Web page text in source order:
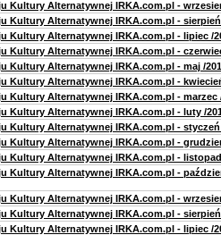
Kultury Alternatywnej IRKA.com.pl -
Kultury Alternatywnej IRKA.com.pl - sierpień
Kultury Alternatywnej IRKA.com.pl - lipiec /
Kultury Alternatywnej IRKA.com.pl -
Kultury Alternatywnej IRKA.com.pl - maj /
Kultury Alternatywnej IRKA.com.pl -
Kultury Alternatywnej IRKA.com.pl - marzec
Kultury Alternatywnej IRKA.com.pl - luty /
Kultury Alternatywnej IRKA.com.pl - styczeń
Kultury Alternatywnej IRKA.com.pl -
Kultury Alternatywnej IRKA.com.pl - listopad
Kultury Alternatywnej IRKA.com.pl -
Kultury Alternatywnej IRKA.com.pl -
Kultury Alternatywnej IRKA.com.pl - sierpień
Kultury Alternatywnej IRKA.com.pl - lipiec /